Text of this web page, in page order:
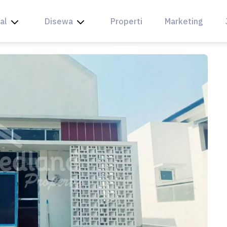
Disewa Properti Marketing